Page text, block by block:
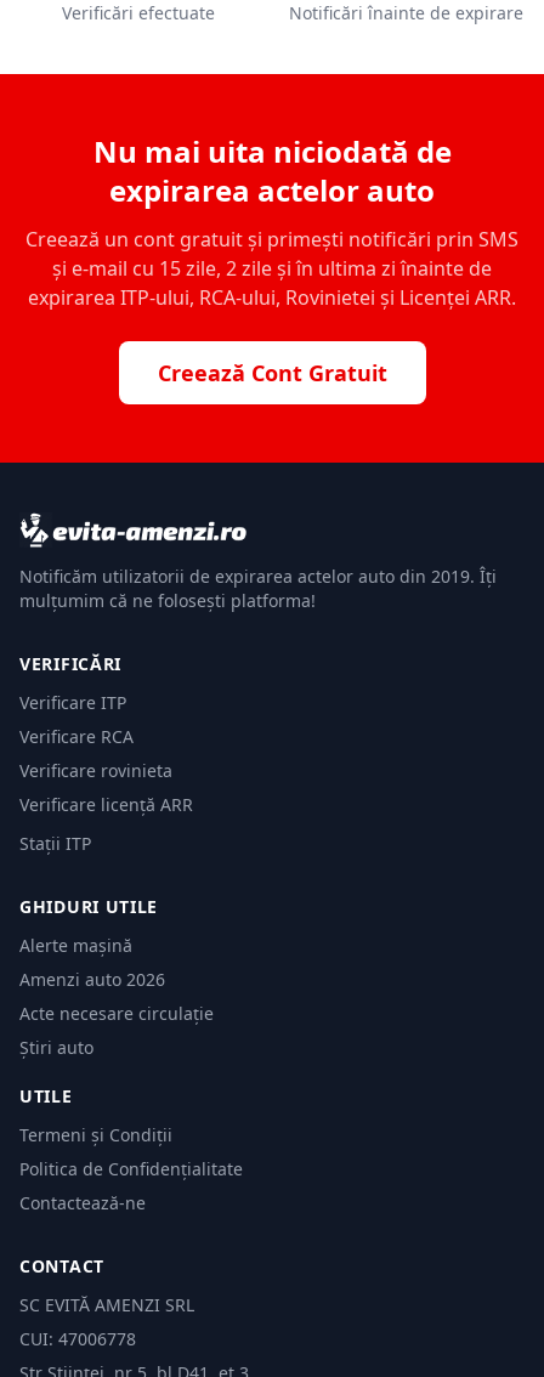
Verificări efectuate Notificări înainte de expirare
Nu mai uita niciodată de
expirarea actelor auto
Creează un cont gratuit și primești notificări prin SMS
și e-mail cu 15 zile, 2 zile și în ultima zi înainte de
expirarea ITP-ului, RCA-ului, Rovinietei și Licenței ARR.
Creează Cont Gratuit
Notificăm utilizatorii de expirarea actelor auto din 2019. Îți
mulțumim că ne folosești platforma!
VERIFICĂRI
Verificare ITP
Verificare RCA
Verificare rovinieta
Verificare licență ARR
Stații ITP
GHIDURI UTILE
Alerte mașină
Amenzi auto 2026
Acte necesare circulație
Știri auto
UTILE
Termeni și Condiții
Politica de Confidențialitate
Contactează-ne
CONTACT
SC EVITĂ AMENZI SRL
CUI: 47006778